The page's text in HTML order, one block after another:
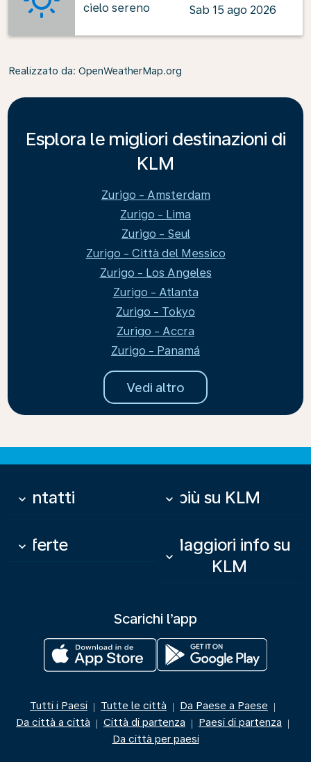
cielo sereno
Sab 15 ago 2026
Realizzato da: OpenWeatherMap.org
Esplora le migliori destinazioni di
KLM
Zurigo - Amsterdam
Zurigo - Lima
Zurigo - Seul
Zurigo - Città del Messico
Zurigo - Los Angeles
Zurigo - Atlanta
Zurigo - Tokyo
Zurigo - Accra
Zurigo - Panamá
Vedi altro
Contatti
keyboard_arrow_down Di più su KLM
keyboard_arrow_down
Offerte
keyboard_arrow_down
Maggiori info su
KLM
keyboard_arrow_down
Scarichi l’app
Tutti i Paesi | Tutte le città | Da Paese a Paese |
Da città a città | Città di partenza | Paesi di partenza |
Da città per paesi